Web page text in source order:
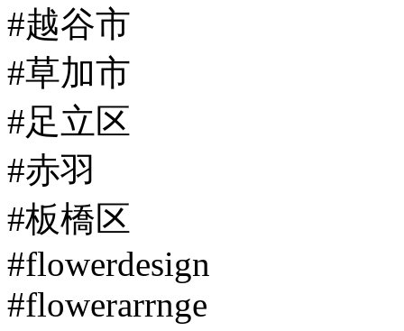
#越谷市
#草加市
#足立区
#赤羽
#板橋区
#flowerdesign
#flowerarrnge